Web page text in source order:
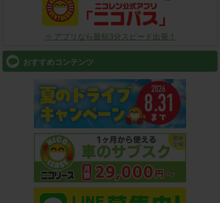
⇒ アプリなら最短3分スピード出発！
おすすめコンテンツ